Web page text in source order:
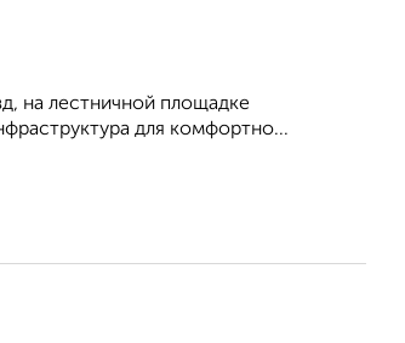
на лестничной площадке
для комфортно...